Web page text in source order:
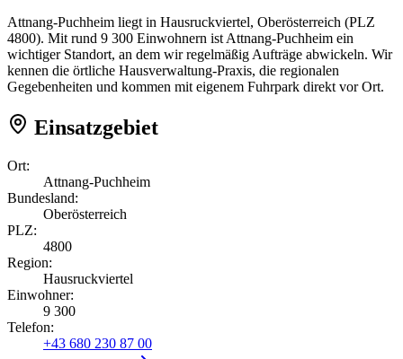
Attnang-Puchheim liegt in Hausruckviertel, Oberösterreich (PLZ
4800). Mit rund 9 300 Einwohnern ist Attnang-Puchheim ein
wichtiger Standort, an dem wir regelmäßig Aufträge abwickeln. Wir
kennen die örtliche Hausverwaltung-Praxis, die regionalen
Gegebenheiten und kommen mit eigenem Fuhrpark direkt vor Ort.
Einsatzgebiet
Ort:
Attnang-Puchheim
Bundesland:
Oberösterreich
PLZ:
4800
Region:
Hausruckviertel
Einwohner:
9 300
Telefon:
+43 680 230 87 00